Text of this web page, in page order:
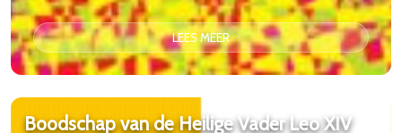
LEES MEER
Boodschap van de Heilige Vader Leo XIV